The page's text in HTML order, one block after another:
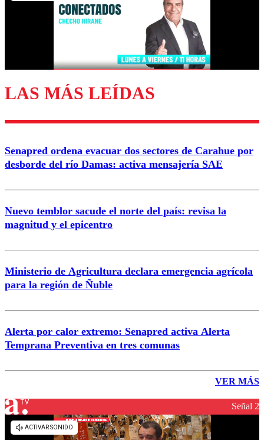
Enviar comentario
LAS MÁS LEÍDAS
Senapred ordena evacuar dos sectores de Carahue por
desborde del río Damas: activa mensajería SAE
Nuevo temblor sacude el norte del país: revisa la
magnitud y el epicentro
Ministerio de Agricultura declara emergencia agrícola
para la región de Ñuble
Alerta por calor extremo: Senapred activa Alerta
Temprana Preventiva en tres comunas
VER MÁS
Señal 2